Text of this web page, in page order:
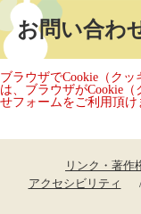
お問い合わ
ブラウザでCookie（ク
は、ブラウザがCookie
せフォームをご利用頂け
リンク・著作
アクセシビリティ